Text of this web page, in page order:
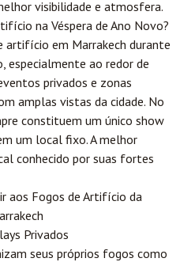
visibilidade e atmosfera.
na Véspera de Ano Novo?
artifício em Marrakech durante
especialmente ao redor de
privados e zonas
amplas vistas da cidade. No
constituem um único show
um local fixo. A melhor
conhecido por suas fortes
aos Fogos de Artifício da
Privados
seus próprios fogos como